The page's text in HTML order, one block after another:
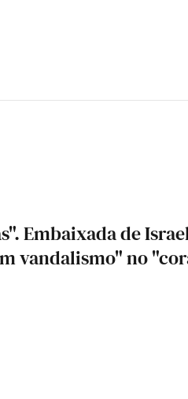
Embaixada de
vandalismo" no